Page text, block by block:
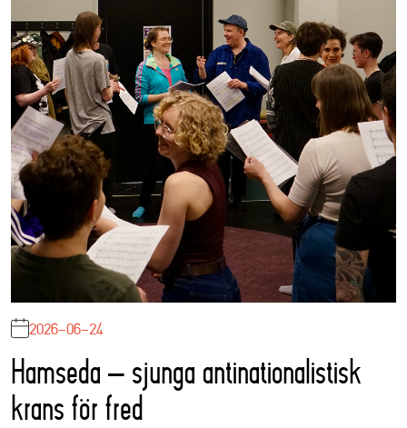
2026-06-24
Hamseda – sjunga antinationalistisk
krans för fred